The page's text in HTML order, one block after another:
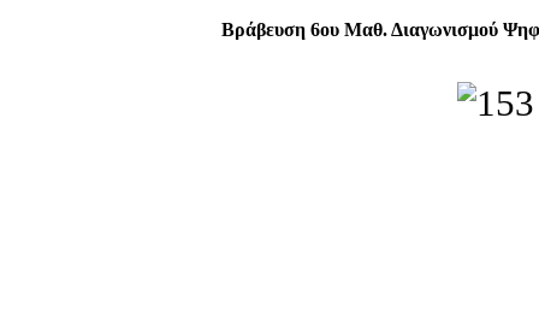
Βράβευση 6ου Μαθ. Διαγωνισμού